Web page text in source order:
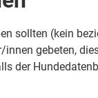
sollten (kein
innen gebeten,
der